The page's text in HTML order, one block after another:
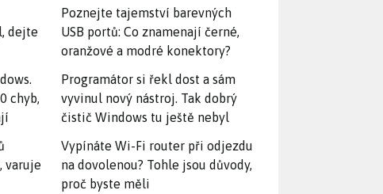
dejte
chyb,
varuje
Poznejte tajemství barevných
USB portů: Co znamenají černé,
oranžové a modré konektory?
Programátor si řekl dost a sám
vyvinul nový nástroj. Tak dobrý
čistič Windows tu ještě nebyl
Vypínáte Wi-Fi router při odjezdu
na dovolenou? Tohle jsou důvody,
proč byste měli